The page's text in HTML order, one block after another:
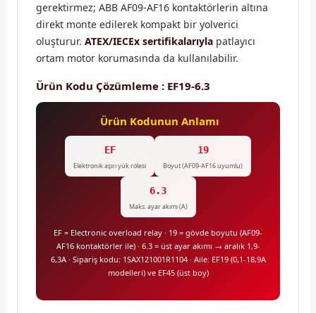
gerektirmez; ABB AF09-AF16 kontaktörlerin altına
direkt monte edilerek kompakt bir yolverici
oluşturur. ATEX/IECEx sertifikalarıyla patlayıcı
ortam motor korumasında da kullanılabilir.
Ürün Kodu Çözümleme : EF19-6.3
Ürün Kodunun Anlamı
EF
Elektronik aşırı yük rölesi
19
Boyut (AF09-AF16 uyumlu)
6.3
Maks. ayar akımı (A)
EF = Electronic overload relay · 19 = gövde boyutu (AF09-
AF16 kontaktörler ile) · 6.3 = üst ayar akımı → aralık 1,9-
6,3A · Sipariş kodu: 1SAX121001R1104 · Aile: EF19 (0,1-18,9A
modelleri) ve EF45 (üst boy)